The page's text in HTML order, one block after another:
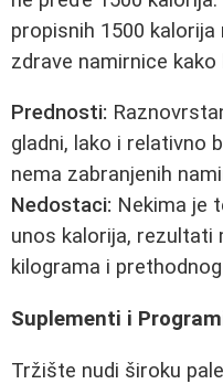
propisnih 1500
zdrave namirnice
Prednosti:
gladni, lako i relativno
nema zabranjenih
Nedostaci: Nekima je
unos kalorija, rezultati
kilograma i
Suplementi i
Tržište nudi široku